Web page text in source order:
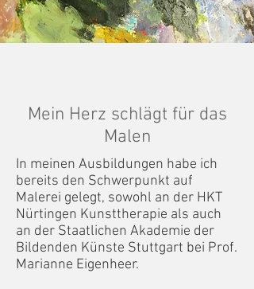
Mein Herz schlägt für das
Malen
In meinen Ausbildungen habe ich
bereits den Schwerpunkt auf
Malerei gelegt, sowohl an der HKT
Nürtingen Kunsttherapie als auch
an der Staatlichen Akademie der
Bildenden Künste Stuttgart bei Prof.
Marianne Eigenheer.